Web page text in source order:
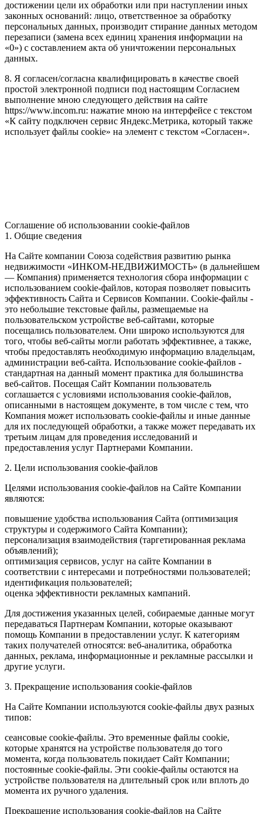
достижении цели их обработки или при наступлении иных
законных оснований: лицо, ответственное за обработку
персональных данных, производит стирание данных методом
перезаписи (замена всех единиц хранения информации на
«0») с составлением акта об уничтожении персональных
данных.
8. Я согласен/согласна квалифицировать в качестве своей
простой электронной подписи под настоящим Согласием
выполнение мною следующего действия на сайте
https://www.incom.ru: нажатие мною на интерфейсе с текстом
«К сайту подключен сервис Яндекс.Метрика, который также
использует файлы cookie» на элемент с текстом «Согласен».
Соглашение об использовании cookie-файлов
1. Общие сведения
На Сайте компании Союза содействия развитию рынка
недвижимости «ИНКОМ-НЕДВИЖИМОСТЬ» (в дальнейшем
— Компания) применяется технология сбора информации с
использованием cookie-файлов, которая позволяет повысить
эффективность Сайта и Сервисов Компании. Сookie-файлы -
это небольшие текстовые файлы, размещаемые на
пользовательском устройстве веб-сайтами, которые
посещались пользователем. Они широко используются для
того, чтобы веб-сайты могли работать эффективнее, а также,
чтобы предоставлять необходимую информацию владельцам,
администрации веб-сайта. Использование cookie-файлов -
стандартная на данный момент практика для большинства
веб-сайтов. Посещая Сайт Компании пользователь
соглашается с условиями использования cookie-файлов,
описанными в настоящем документе, в том числе с тем, что
Компания может использовать cookie-файлы и иные данные
для их последующей обработки, а также может передавать их
третьим лицам для проведения исследований и
предоставления услуг Партнерами Компании.
2. Цели использования cookie-файлов
Целями использования cookie-файлов на Сайте Компании
являются:
повышение удобства использования Сайта (оптимизация
структуры и содержимого Сайта Компании);
персонализация взаимодействия (таргетированная реклама
объявлений);
оптимизация сервисов, услуг на сайте Компании в
соответствии с интересами и потребностями пользователей;
идентификация пользователей;
оценка эффективности рекламных кампаний.
Для достижения указанных целей, собираемые данные могут
передаваться Партнерам Компании, которые оказывают
помощь Компании в предоставлении услуг. К категориям
таких получателей относятся: веб-аналитика, обработка
данных, реклама, информационные и рекламные рассылки и
другие услуги.
3. Прекращение использования cookie-файлов
На Сайте Компании используются cookie-файлы двух разных
типов:
сеансовые cookie-файлы. Это временные файлы cookie,
которые хранятся на устройстве пользователя до того
момента, когда пользователь покидает Сайт Компании;
постоянные cookie-файлы. Эти cookie-файлы остаются на
устройстве пользователя на длительный срок или вплоть до
момента их ручного удаления.
Прекращение использования cookie-файлов на Сайте